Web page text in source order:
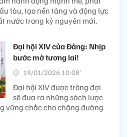
tàu, tạo nền tảng và động lực
nước trong kỷ nguyên mới.
Đại hội XIV của Đảng: Nhịp
bước mở tương lai!
19/01/2026 10:08’
Đại hội XIV được trông đợi
sẽ đưa ra những sách lược
vững chắc cho chặng đường